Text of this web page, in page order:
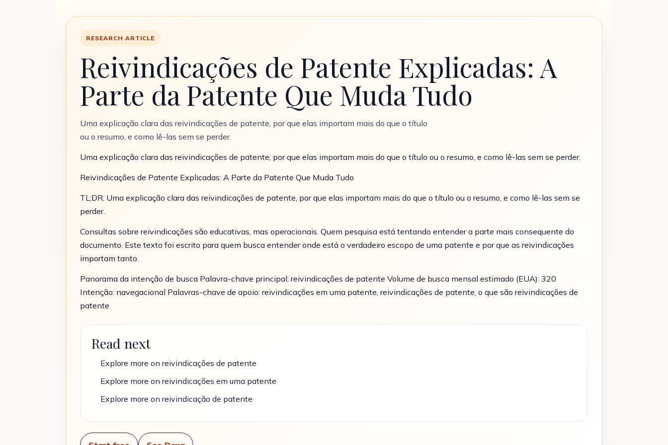
RESEARCH ARTICLE
Reivindicações de Patente Explicadas: A
Parte da Patente Que Muda Tudo
Uma explicação clara das reivindicações de patente, por que elas importam mais do que o título
ou o resumo, e como lê-las sem se perder.
Uma explicação clara das reivindicações de patente, por que elas importam mais do que o título ou o resumo, e como lê-las sem se perder.
Reivindicações de Patente Explicadas: A Parte da Patente Que Muda Tudo
TL;DR: Uma explicação clara das reivindicações de patente, por que elas importam mais do que o título ou o resumo, e como lê-las sem se
perder.
Consultas sobre reivindicações são educativas, mas operacionais. Quem pesquisa está tentando entender a parte mais consequente do
documento. Este texto foi escrito para quem busca entender onde está o verdadeiro escopo de uma patente e por que as reivindicações
importam tanto.
Panorama da intenção de busca Palavra-chave principal: reivindicações de patente Volume de busca mensal estimado (EUA): 320
Intenção: navegacional Palavras-chave de apoio: reivindicações em uma patente, reivindicações de patente, o que são reivindicações de
patente
Read next
Explore more on reivindicações de patente
Explore more on reivindicações em uma patente
Explore more on reivindicação de patente